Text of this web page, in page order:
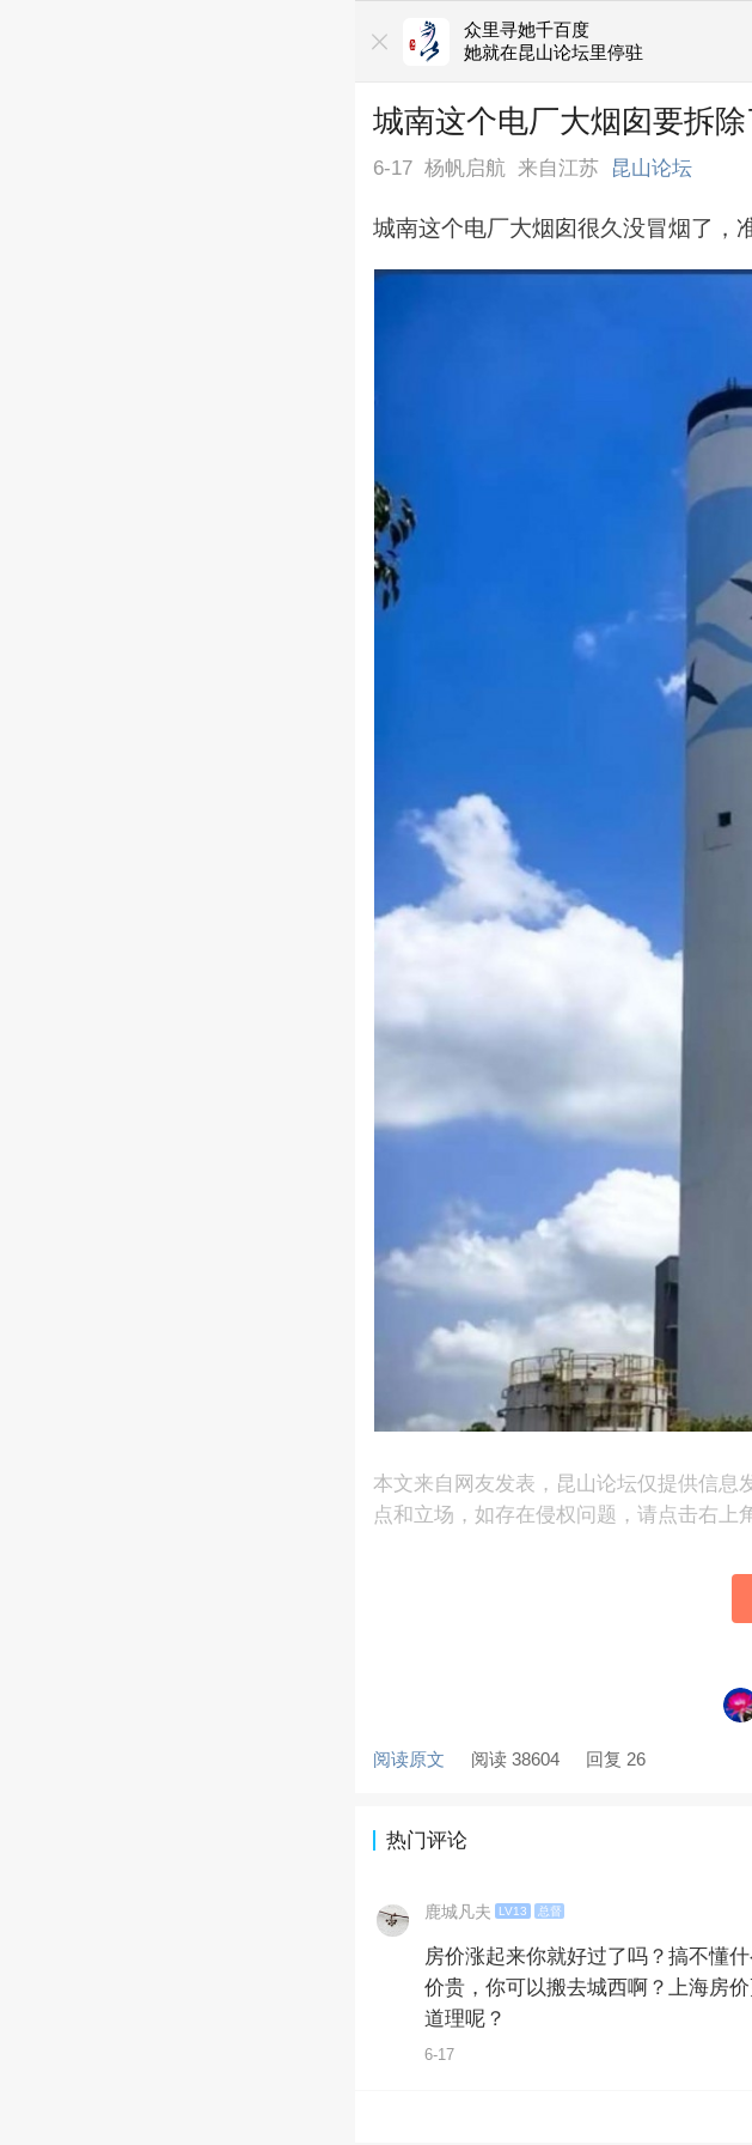
众里寻她千百度
她就在昆山论坛里停驻
城南这个电厂大烟囱要拆除
6-17 杨帆启航 来自江苏 昆山论坛
城南这个电厂大烟囱很久没冒烟了，
本文来自网友发表，昆山论坛仅提供信息
点和立场，如存在侵权问题，请点击右上角
阅读原文 阅读 38604 回复 26
热门评论
鹿城凡夫 LV13 总督
房价涨起来你就好过了吗？搞不懂
价贵，你可以搬去城西啊？上海房
道理呢？
6-17